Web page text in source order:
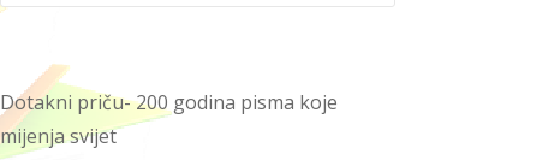
Dotakni priču- 200 godina pisma koje
mijenja svijet